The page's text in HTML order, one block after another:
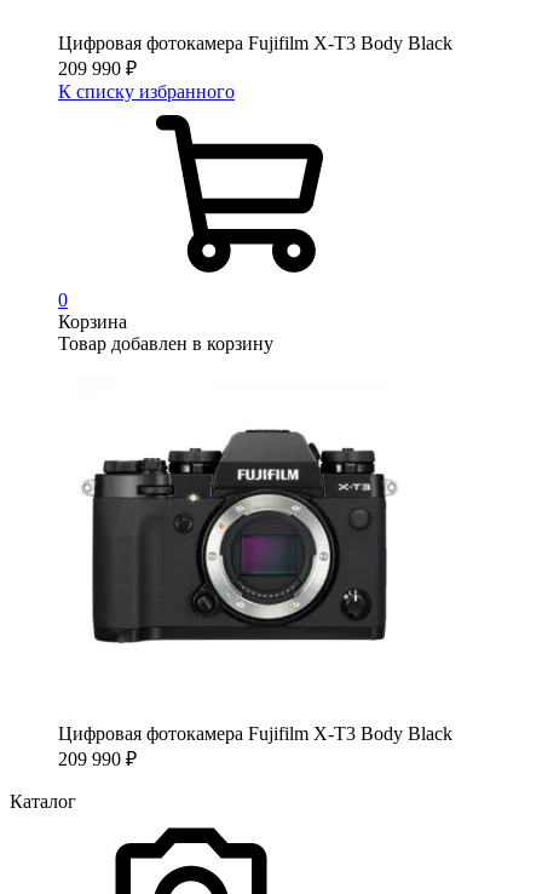
Цифровая фотокамера Fujifilm X-T3 Body Black
209 990 ₽
К списку избранного
0
Корзина
Товар добавлен в корзину
Цифровая фотокамера Fujifilm X-T3 Body Black
209 990 ₽
Каталог